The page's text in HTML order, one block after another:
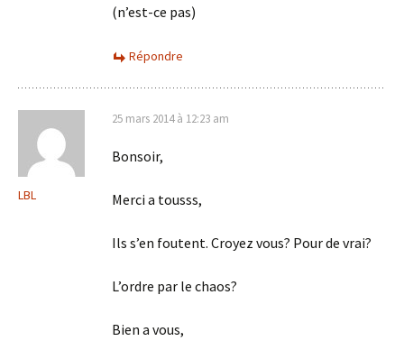
(n’est-ce pas)
Répondre
LBL
25 mars 2014 à 12:23 am
Bonsoir,
Merci a tousss,
Ils s’en foutent. Croyez vous? Pour de vrai?
L’ordre par le chaos?
Bien a vous,